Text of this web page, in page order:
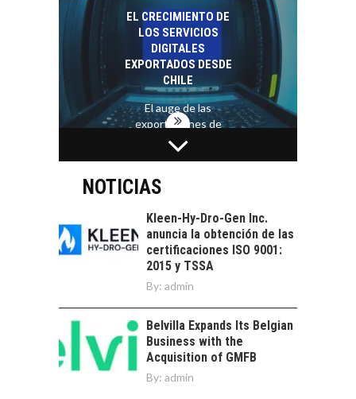
pymes en Chile:
alternativas que
trascienden el
crédito…
EL CRECIMIENTO DE
LOS SERVICIOS
DIGITALES
EXPORTADOS DESDE
CHILE
El auge de las
exportaciones de
servicios digitales en
Chile:…
TURISMO EN EL
DESIERTO DE
ATACAMA:
OPORTUNIDADES
PARA EL
DESARROLLO LOCAL
El Desierto de
Atacama: Motor
Estratégico para el
LA INDUSTRIA
FRENTE AL DESAFÍO
DE LA
SOSTENIBILIDAD
Minería chilena: un
NOTICIAS
Kleen-Hy-Dro-Gen Inc.
anuncia la obtención de las
certificaciones ISO 9001:
2015 y TSSA
By: admin
Belvilla Expands Its Belgian
Business with the
Acquisition of GMFB
By: admin